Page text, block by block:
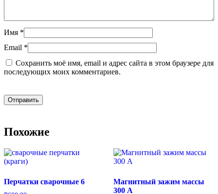
Имя *
Email *
Сохранить моё имя, email и адрес сайта в этом браузере для
последующих моих комментариев.
Похожие
Перчатки сварочные 6
Магнитный зажим массы
300 А